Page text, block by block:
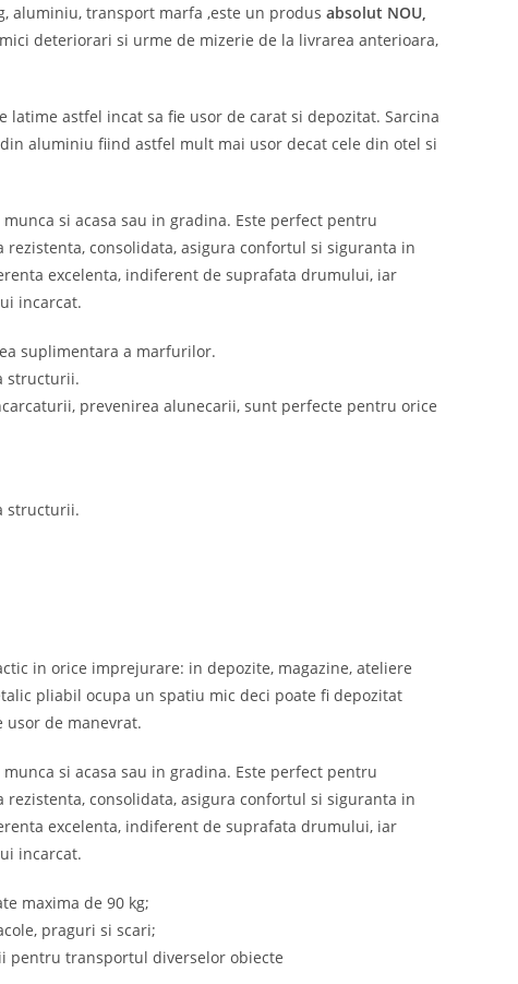
aluminiu, transport marfa ,este un produs absolut NOU,
deteriorari si urme de mizerie de la livrarea anterioara,
astfel incat sa fie usor de carat si depozitat. Sarcina
aluminiu fiind astfel mult mai usor decat cele din otel si
si acasa sau in gradina. Este perfect pentru
consolidata, asigura confortul si siguranta in
excelenta, indiferent de suprafata drumului, iar
incarcat.
suplimentara a marfurilor.
structurii.
prevenirea alunecarii, sunt perfecte pentru orice
structurii.
in orice imprejurare: in depozite, magazine, ateliere
pliabil ocupa un spatiu mic deci poate fi depozitat
de manevrat.
si acasa sau in gradina. Este perfect pentru
consolidata, asigura confortul si siguranta in
excelenta, indiferent de suprafata drumului, iar
incarcat.
maxima de 90 kg;
praguri si scari;
pentru transportul diverselor obiecte